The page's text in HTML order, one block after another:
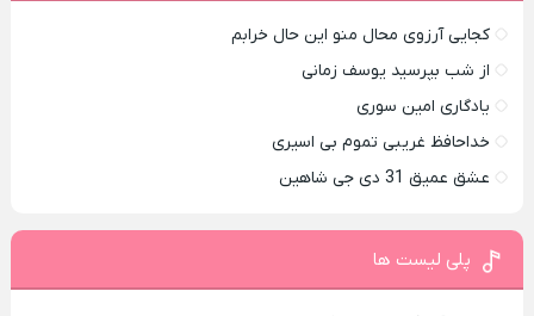
کجایی آرزوی محال منو این حال خرابم
از شب بپرسید یوسف زمانی
یادگاری امین سوری
خداحافظ غریبی تموم بی اسیری
عشق عمیق 31 دی جی شاهین
پلی لیست ها